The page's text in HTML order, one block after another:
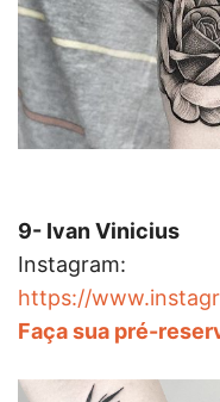
9- Ivan Vinicius
Instagram:
https://
Faça sua pré-